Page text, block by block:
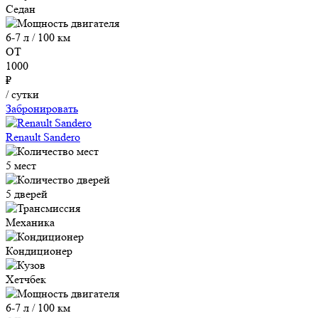
Седан
6-7 л / 100 км
ОТ
1000
₽
/ сутки
Забронировать
Renault Sandero
5 мест
5 дверей
Механика
Кондиционер
Хетчбек
6-7 л / 100 км